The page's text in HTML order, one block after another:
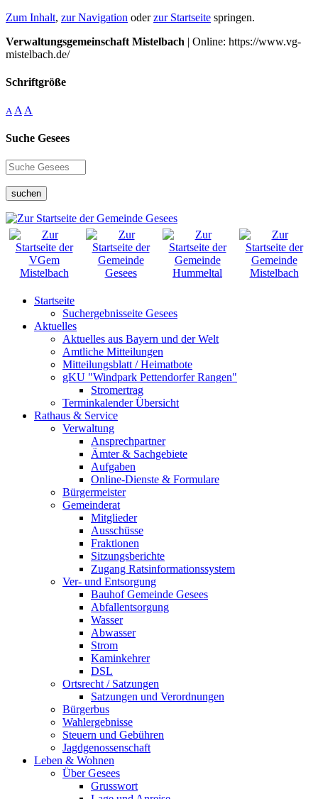
Zum Inhalt, zur Navigation oderzur Startseite springen.
Verwaltungsgemeinschaft Mistelbach | Online: https://www.vg-
mistelbach.de/
Schriftgröße
A A A
Suche Gesees
suchen
Startseite
Suchergebnisseite Gesees
Aktuelles
Aktuelles aus Bayern und der Welt
Amtliche Mitteilungen
Mitteilungsblatt / Heimatbote
gKU "Windpark Pettendorfer Rangen"
Stromertrag
Terminkalender Übersicht
Rathaus & Service
Verwaltung
Ansprechpartner
Ämter & Sachgebiete
Aufgaben
Online-Dienste & Formulare
Bürgermeister
Gemeinderat
Mitglieder
Ausschüsse
Fraktionen
Sitzungsberichte
Zugang Ratsinformationssystem
Ver- und Entsorgung
Bauhof Gemeinde Gesees
Abfallentsorgung
Wasser
Abwasser
Strom
Kaminkehrer
DSL
Ortsrecht / Satzungen
Satzungen und Verordnungen
Bürgerbus
Wahlergebnisse
Steuern und Gebühren
Jagdgenossenschaft
Leben & Wohnen
Über Gesees
Grusswort